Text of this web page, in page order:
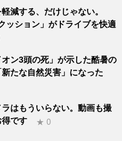
減する、だけじゃない。
ッション」がドライブを快適
ン3頭の死」が示した酷暑の
たな自然災害」になった
はもういらない。動画も撮
です
★ 0